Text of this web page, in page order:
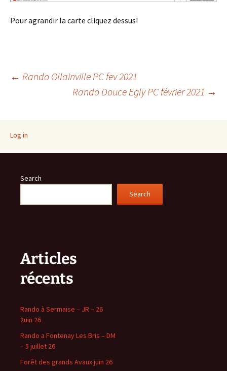
Pour agrandir la carte cliquez dessus!
Post
← Rando Ollainville PC fev 2021
Rando Douce Egly PC février 2021 →
Log in
Search
Search
Articles
récents
Rando à Sermaise – JR – 26
2uin 26
Rando a Fontenay Les Bris – DM
– 5 juillet 26
Forêt des grands Avaux juin 26